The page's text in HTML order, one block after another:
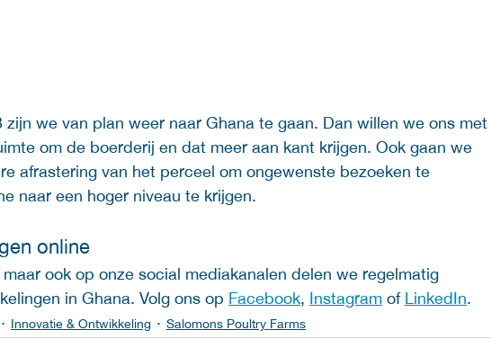
zijn we van plan weer naar Ghana te gaan. Dan willen we ons met
om de boerderij en dat meer aan kant krijgen. Ook gaan we
afrastering van het perceel om ongewenste bezoeken te
naar een hoger niveau te krijgen.
online
maar ook op onze social mediakanalen delen we regelmatig
in Ghana. Volg ons op Facebook, Instagram of LinkedIn.
Innovatie & Ontwikkeling Salomons Poultry Farms